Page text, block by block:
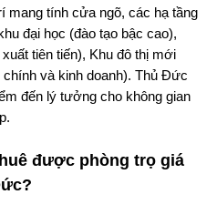
mang tính cửa ngõ, các hạ tầng
đại học (đào tạo bậc cao),
tiên tiến), Khu đô thị mới
và kinh doanh). Thủ Đức
đến lý tưởng cho không gian
được phòng trọ giá